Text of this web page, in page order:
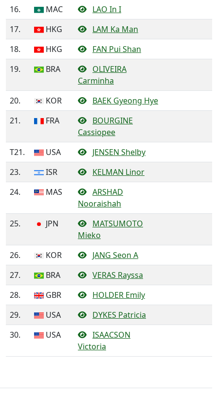
16.
MAC
LAO In I
17.
HKG
LAM Ka Man
18.
HKG
FAN Pui Shan
19.
BRA
OLIVEIRA
Carminha
20.
KOR
BAEK Gyeong Hye
21.
FRA
BOURGINE
Cassiopee
T21.
USA
JENSEN Shelby
23.
ISR
KELMAN Linor
24.
MAS
ARSHAD
Nooraishah
25.
JPN
MATSUMOTO
Mieko
26.
KOR
JANG Seon A
27.
BRA
VERAS Rayssa
28.
GBR
HOLDER Emily
29.
USA
DYKES Patricia
30.
USA
ISAACSON
Victoria